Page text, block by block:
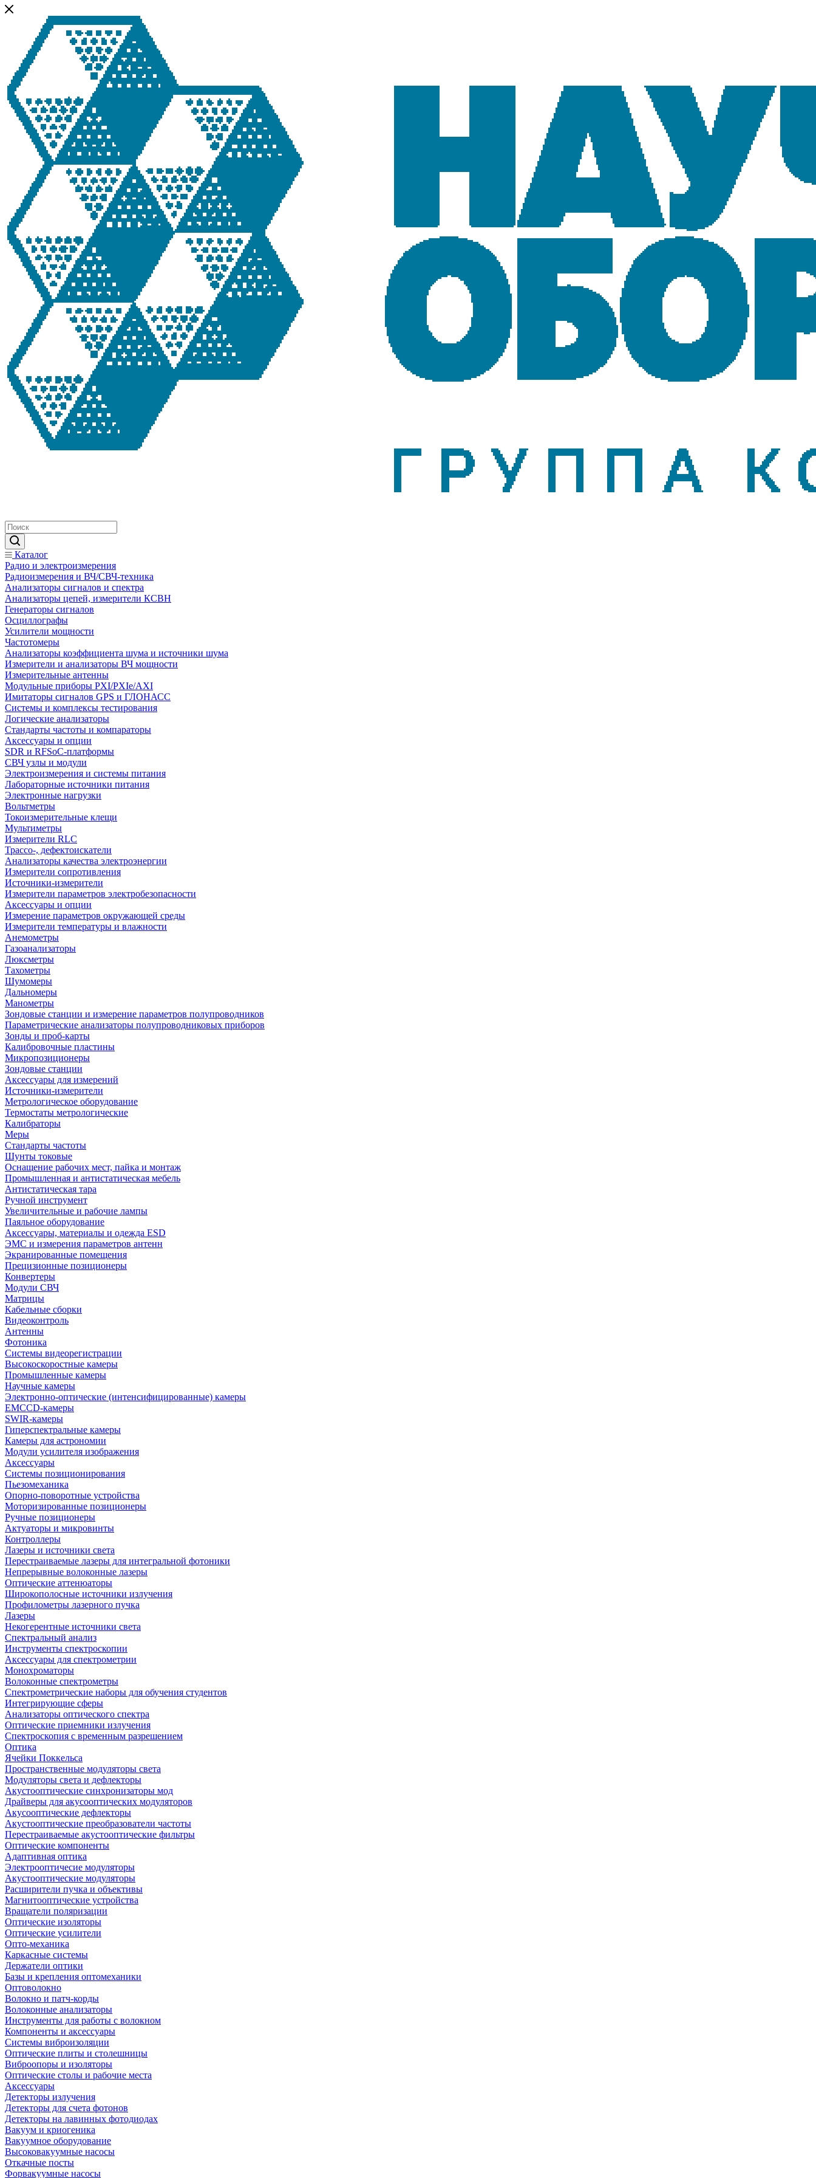
Каталог
Радио и электроизмерения
Радиоизмерения и ВЧ/СВЧ-техника
Анализаторы сигналов и спектра
Анализаторы цепей, измерители КСВН
Генераторы сигналов
Осциллографы
Усилители мощности
Частотомеры
Анализаторы коэффициента шума и источники шума
Измерители и анализаторы ВЧ мощности
Измерительные антенны
Модульные приборы PXI/PXIe/AXI
Имитаторы сигналов GPS и ГЛОНАСС
Системы и комплексы тестирования
Логические анализаторы
Стандарты частоты и компараторы
Аксессуары и опции
SDR и RFSoC‑платформы
СВЧ узлы и модули
Электроизмерения и системы питания
Лабораторные источники питания
Электронные нагрузки
Вольтметры
Токоизмерительные клещи
Мультиметры
Измерители RLC
Трассо-, дефектоискатели
Анализаторы качества электроэнергии
Измерители сопротивления
Источники-измерители
Измерители параметров электробезопасности
Аксессуары и опции
Измерение параметров окружающей среды
Измерители температуры и влажности
Анемометры
Газоанализаторы
Люксметры
Тахометры
Шумомеры
Дальномеры
Манометры
Зондовые станции и измерение параметров полупроводников
Параметрические анализаторы полупроводниковых приборов
Зонды и проб-карты
Калибровочные пластины
Микропозиционеры
Зондовые станции
Аксессуары для измерений
Источники-измерители
Метрологическое оборудование
Термостаты метрологические
Калибраторы
Меры
Стандарты частоты
Шунты токовые
Оснащение рабочих мест, пайка и монтаж
Промышленная и антистатическая мебель
Антистатическая тара
Ручной инструмент
Увеличительные и рабочие лампы
Паяльное оборудование
Аксессуары, материалы и одежда ESD
ЭМС и измерения параметров антенн
Экранированные помещения
Прецизионные позиционеры
Конвертеры
Модули СВЧ
Матрицы
Кабельные сборки
Видеоконтроль
Антенны
Фотоника
Cистемы видеорегистрации
Высокоскоростные камеры
Промышленные камеры
Научные камеры
Электронно-оптические (интенсифицированные) камеры
EMCCD-камеры
SWIR-камеры
Гиперспектральные камеры
Камеры для астрономии
Модули усилителя изображения
Аксессуары
Системы позиционирования
Пьезомеханика
Опорно-поворотные устройства
Моторизированные позиционеры
Ручные позиционеры
Актуаторы и микровинты
Контроллеры
Лазеры и источники света
Перестраиваемые лазеры для интегральной фотоники
Непрерывные волоконные лазеры
Оптические аттенюаторы
Широкополосные источники излучения
Профилометры лазерного пучка
Лазеры
Некогерентные источники света
Спектральный анализ
Инструменты спектроскопии
Аксессуары для спектрометрии
Монохроматоры
Волоконные спектрометры
Спектрометрические наборы для обучения студентов
Интегрирующие сферы
Анализаторы оптического спектра
Оптические приемники излучения
Спектроскопия с временным разрешением
Оптика
Ячейки Поккельса
Пространственные модуляторы света
Модуляторы света и дефлекторы
Акустооптические синхронизаторы мод
Драйверы для акусооптических модуляторов
Акусооптические дефлекторы
Акустооптические преобразователи частоты
Перестраиваемые акустооптические фильтры
Оптические компоненты
Адаптивная оптика
Электрооптичесие модуляторы
Акустооптические модуляторы
Расширители пучка и объективы
Магнитооптические устройства
Вращатели поляризации
Оптические изоляторы
Оптические усилители
Опто-механика
Каркасные системы
Держатели оптики
Базы и крепления оптомеханики
Оптоволокно
Волокно и патч-корды
Волоконные анализаторы
Инструменты для работы с волокном
Компоненты и аксессуары
Системы виброизоляции
Оптические плиты и столешницы
Виброопоры и изоляторы
Оптические столы и рабочие места
Аксессуары
Детекторы излучения
Детекторы для счета фотонов
Детекторы на лавинных фотодиодах
Вакуум и криогеника
Вакуумное оборудование
Высоковакуумные насосы
Откачные посты
Форвакуумные насосы